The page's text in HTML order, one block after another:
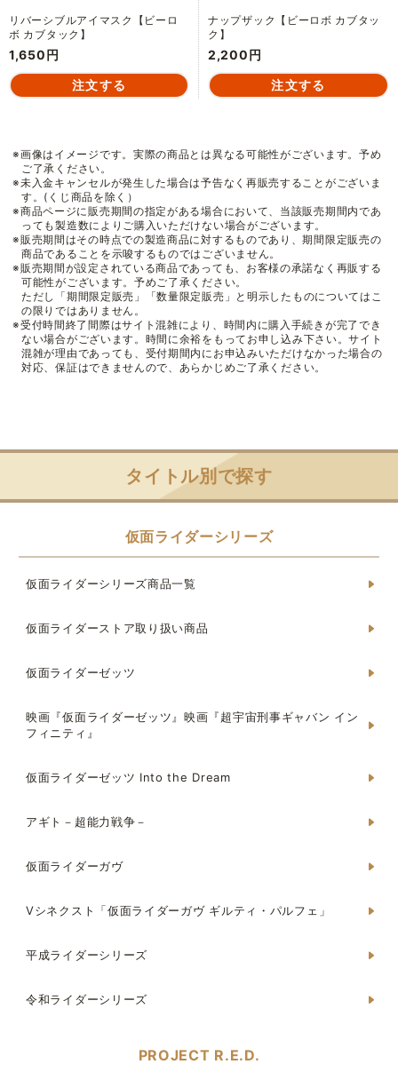
リバーシブルアイマスク【ビーロ
ボ カブタック】
1,650円
ナップザック【ビーロボ カブタッ
ク】
2,200円
※画像はイメージです。実際の商品とは異なる可能性がございます。予め
ご了承ください。
※未入金キャンセルが発生した場合は予告なく再販売することがございま
す。(くじ商品を除く）
※商品ページに販売期間の指定がある場合において、当該販売期間内であ
っても製造数によりご購入いただけない場合がございます。
※販売期間はその時点での製造商品に対するものであり、期間限定販売の
商品であることを示唆するものではございません。
※販売期間が設定されている商品であっても、お客様の承諾なく再販する
可能性がございます。予めご了承ください。
ただし「期間限定販売」「数量限定販売」と明示したものについてはこ
の限りではありません。
※受付時間終了間際はサイト混雑により、時間内に購入手続きが完了でき
ない場合がございます。時間に余裕をもってお申し込み下さい。サイト
混雑が理由であっても、受付期間内にお申込みいただけなかった場合の
対応、保証はできませんので、あらかじめご了承ください。
タイトル別で探す
仮面ライダーシリーズ
仮面ライダーシリーズ商品一覧
仮面ライダーストア取り扱い商品
仮面ライダーゼッツ
映画『仮面ライダーゼッツ』映画『超宇宙刑事ギャバン イン
フィニティ』
仮面ライダーゼッツ Into the Dream
アギト－超能力戦争－
仮面ライダーガヴ
Vシネクスト「仮面ライダーガヴ ギルティ・パルフェ」
平成ライダーシリーズ
令和ライダーシリーズ
PROJECT R.E.D.